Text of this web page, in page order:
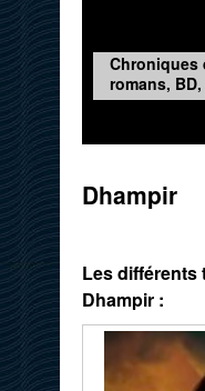
Chroniques
romans,
Dhampir
Les différents
Dhampir :